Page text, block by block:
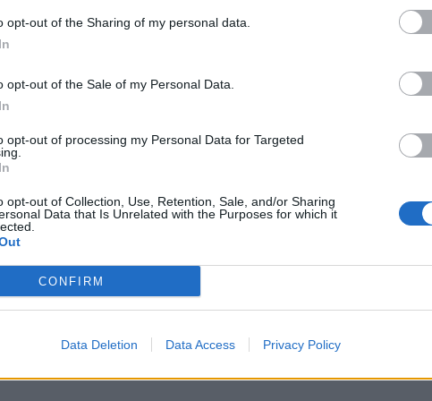
opt-out of the Sharing of my personal data.
opt-out of the Sale of my Personal Data.
opt-out of processing my Personal Data for Targeted
opt-out of Collection, Use, Retention, Sale, and/or Sharing
Data that Is Unrelated with the Purposes for which it
CONFIRM
Data Deletion Data Access Privacy Policy
νερού στην
εργασιών στη
Διακοπή νερού αύριο
Δείτε πού